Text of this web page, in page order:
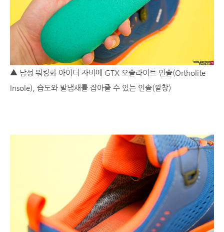
▲ 남성 워킹화 아이더 자비에 GTX 오솔라이트 인솔(Ortholite
Insole), 습도와 발냄새를 잡아줄 수 있는 인솔(깔창)